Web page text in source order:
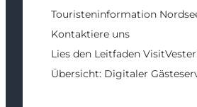
Touristeninformation
Kontaktiere uns
Lies den Leitfaden
Übersicht: Digitaler